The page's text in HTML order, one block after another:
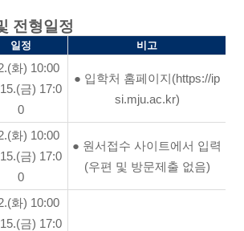
전형일정
일정 비고
화) 10:00
금) 17:0
0
● 입학처 홈페이지(https://ip
si.mju.ac.kr)
화) 10:00
금) 17:0
0
● 원서접수 사이트에서 입력
(우편 및 방문제출 없음)
화) 10:00
금) 17:0